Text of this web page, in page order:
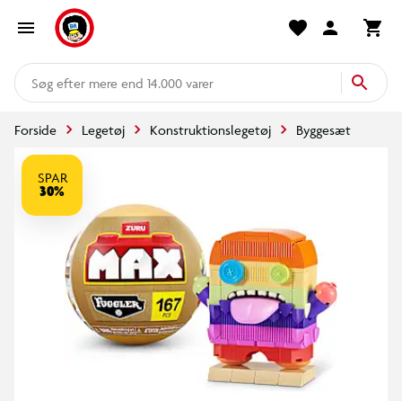
mere end 14.000 varer
Forside Legetøj Konstruktionslegetøj Byggesæt
SPAR
30%